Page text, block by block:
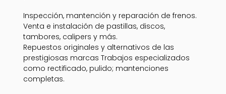
Inspección, mantención y reparación de frenos.
Venta e instalación de pastillas, discos,
tambores, calipers y más.
Repuestos originales y alternativos de las
prestigiosas marcas Trabajos especializados
como rectificado, pulido; mantenciones
completas.